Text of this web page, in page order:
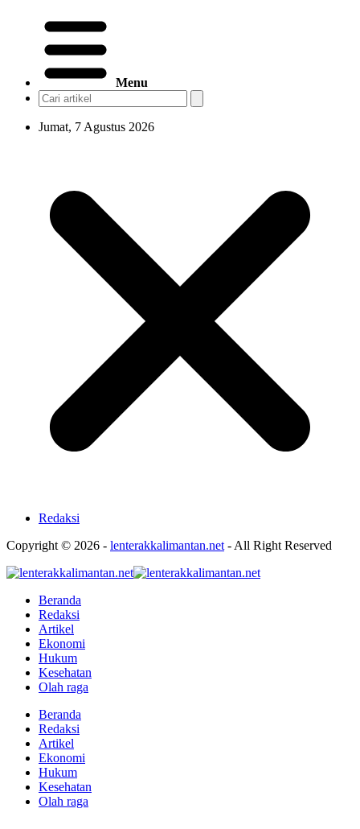
Menu
Jumat, 7 Agustus 2026
Redaksi
Copyright © 2026 - lenterakkalimantan.net - All Right Reserved
Beranda
Redaksi
Artikel
Ekonomi
Hukum
Kesehatan
Olah raga
Beranda
Redaksi
Artikel
Ekonomi
Hukum
Kesehatan
Olah raga